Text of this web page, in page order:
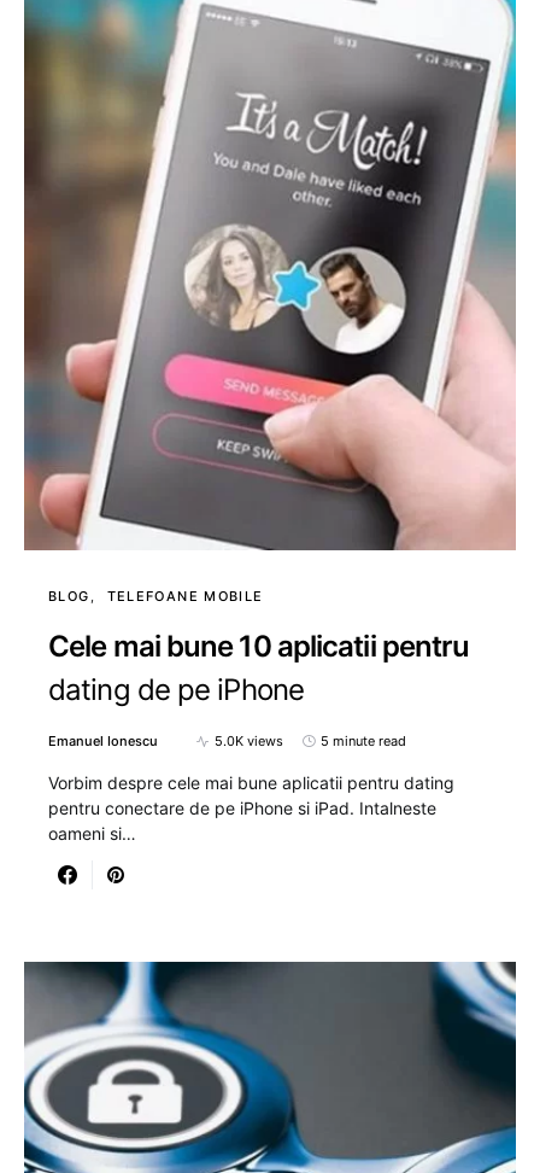
BLOG TELEFOANE MOBILE
Cele mai bune 10 aplicatii pentru
dating de pe iPhone
Emanuel Ionescu 5.0K views 5 minute read
Vorbim despre cele mai bune aplicatii pentru dating
pentru conectare de pe iPhone si iPad. Intalneste
oameni si…